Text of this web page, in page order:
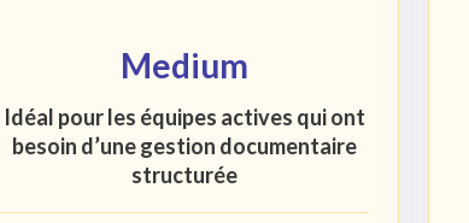
Medium
Idéal pour les équipes actives qui ont
besoin d’une gestion documentaire
structurée